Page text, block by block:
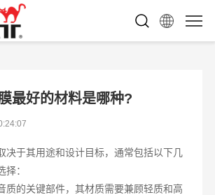
最好的材料是哪种?
决于其用途和设计目标，通常包括以下几
：
质的关键部件，其材质需要兼顾轻质和高